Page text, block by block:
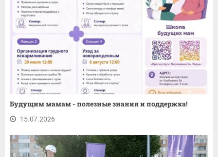
Будущим мамам - полезные знания и поддержка!
15.07.2026